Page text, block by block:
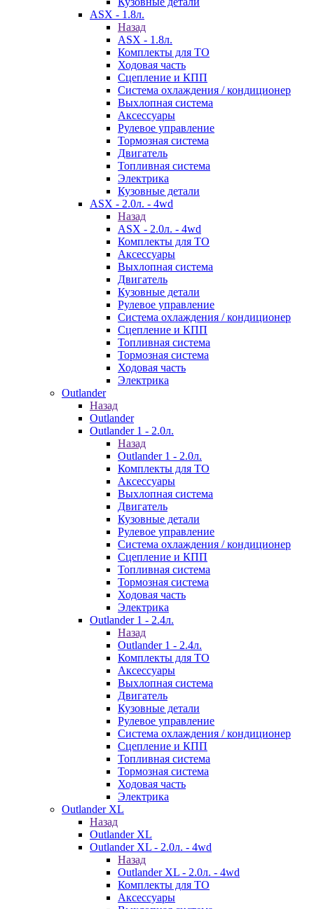
ASX - 1.8л.
Назад
ASX - 1.8л.
Комплекты для ТО
Ходовая часть
Сцепление и КПП
Система охлаждения / кондиционер
Выхлопная система
Аксессуары
Рулевое управление
Тормозная система
Двигатель
Топливная система
Электрика
Кузовные детали
ASX - 2.0л. - 4wd
Назад
ASX - 2.0л. - 4wd
Комплекты для ТО
Аксессуары
Выхлопная система
Двигатель
Кузовные детали
Рулевое управление
Система охлаждения / кондиционер
Сцепление и КПП
Топливная система
Тормозная система
Ходовая часть
Электрика
Outlander
Назад
Outlander
Outlander 1 - 2.0л.
Назад
Outlander 1 - 2.0л.
Комплекты для ТО
Аксессуары
Выхлопная система
Двигатель
Кузовные детали
Рулевое управление
Система охлаждения / кондиционер
Сцепление и КПП
Топливная система
Тормозная система
Ходовая часть
Электрика
Outlander 1 - 2.4л.
Назад
Outlander 1 - 2.4л.
Комплекты для ТО
Аксессуары
Выхлопная система
Двигатель
Кузовные детали
Рулевое управление
Система охлаждения / кондиционер
Сцепление и КПП
Топливная система
Тормозная система
Ходовая часть
Электрика
Outlander XL
Назад
Outlander XL
Outlander XL - 2.0л. - 4wd
Назад
Outlander XL - 2.0л. - 4wd
Комплекты для ТО
Аксессуары